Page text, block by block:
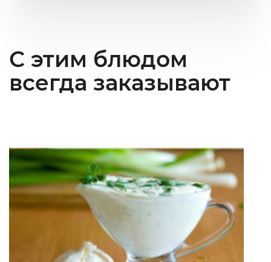
С этим блюдом
всегда заказывают